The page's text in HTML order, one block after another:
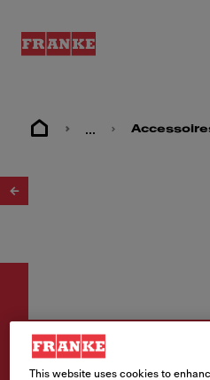
...
Accessoires
This website uses cookies to